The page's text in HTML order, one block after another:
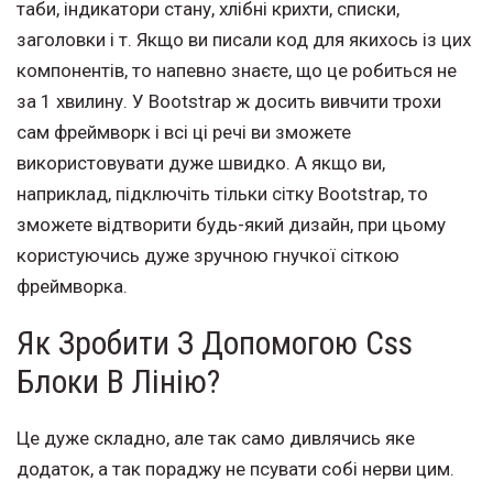
таби, індикатори стану, хлібні крихти, списки,
заголовки і т. Якщо ви писали код для якихось із цих
компонентів, то напевно знаєте, що це робиться не
за 1 хвилину. У Bootstrap ж досить вивчити трохи
сам фреймворк і всі ці речі ви зможете
використовувати дуже швидко. А якщо ви,
наприклад, підключіть тільки сітку Bootstrap, то
зможете відтворити будь-який дизайн, при цьому
користуючись дуже зручною гнучкої сіткою
фреймворка.
Як Зробити З Допомогою Css
Блоки В Лінію?
Це дуже складно, але так само дивлячись яке
додаток, а так пораджу не псувати собі нерви цим.